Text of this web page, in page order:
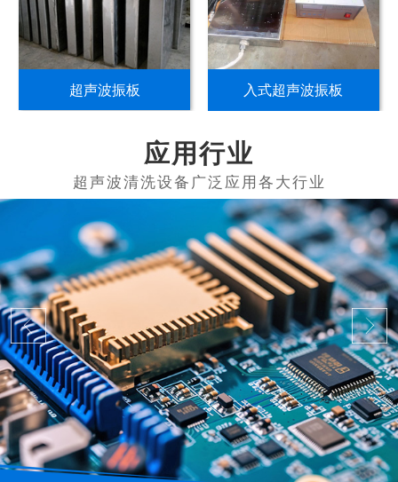
超声波振板 入式超声波振板
应用行业